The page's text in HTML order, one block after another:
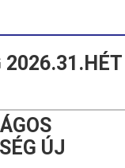
2026.31.HÉT
ÚJ